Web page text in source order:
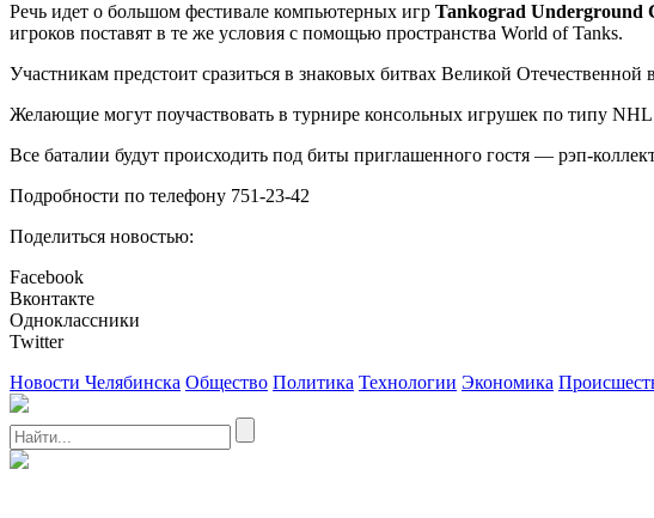
Речь идет о большом фестивале компьютерных игр Tankograd Underground
игроков поставят в те же условия с помощью пространства World of Tanks.
Участникам предстоит сразиться в знаковых битвах Великой
Желающие могут поучаствовать в турнире консольных игрушек по типу
Все баталии будут происходить под биты приглашенного гостя — рэп-
Подробности по телефону 751-23-42
Поделиться новостью:
Facebook
Вконтакте
Одноклассники
Twitter
Новости Челябинска Общество Политика Технологии Экономика